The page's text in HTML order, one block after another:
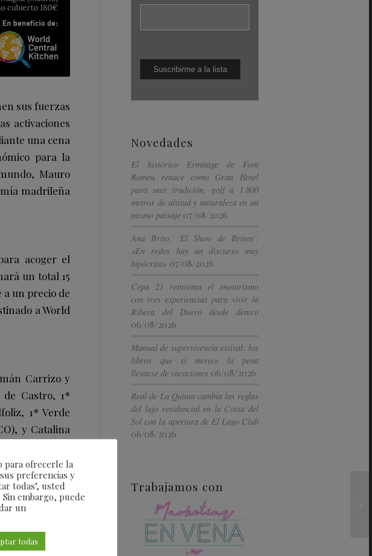
sus fuerzas
activaciones
una cena
para la
Mauro
madrileña
acoger el
un total 15
a un precio de
a World
Carrizo y
Castro, 1*
1* Verde
y Catalina
Cinco
López,
(2*
3 estrellas
Novedades
El histórico Ermitage de Font
Romeu renace como Gran Hotel
para unir tradición, golf a 1.800
metros de altitud y naturaleza en un
mismo paisaje 07/08/2026
Ana Brito, ‘El Show de Briten’:
«En redes hay un discurso muy
hipócrita» 07/08/2026
Cepa 21 reinventa el enoturismo
con tres experiencias para vivir la
Ribera del Duero desde dentro
06/08/2026
Manual de supervivencia estival: los
libros que sí merece la pena
llevarse de vacaciones 06/08/2026
Real de La Quinta cambia las reglas
del lujo residencial en la Costa del
Sol con la apertura de El Lago Club
06/08/2026
Trabajamos con
para ofrecerle la
preferencias y
todas", usted
Sin embargo, puede
un
todas